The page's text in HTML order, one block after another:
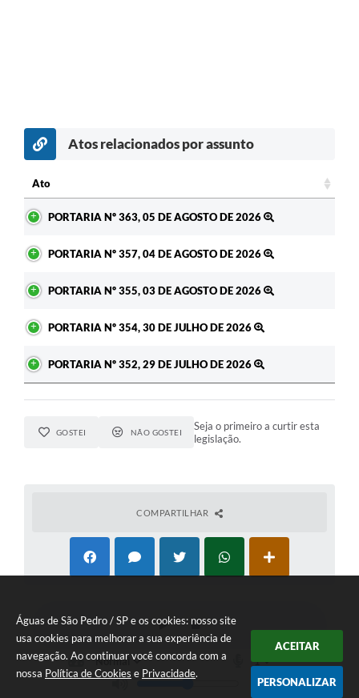
Águas de São Pedro / SP e os cookies: nosso site
usa cookies para melhorar a sua experiência de
navegação. Ao continuar você concorda com a
nossa Política de Cookies e Privacidade.
ACEITAR
PERSONALIZAR
Atos relacionados por assunto
Ato
PORTARIA Nº 363, 05 DE AGOSTO DE 2026
PORTARIA Nº 357, 04 DE AGOSTO DE 2026
PORTARIA Nº 355, 03 DE AGOSTO DE 2026
PORTARIA Nº 354, 30 DE JULHO DE 2026
PORTARIA Nº 352, 29 DE JULHO DE 2026
GOSTEI NÃO GOSTEI
Seja o primeiro a curtir esta
legislação.
COMPARTILHAR